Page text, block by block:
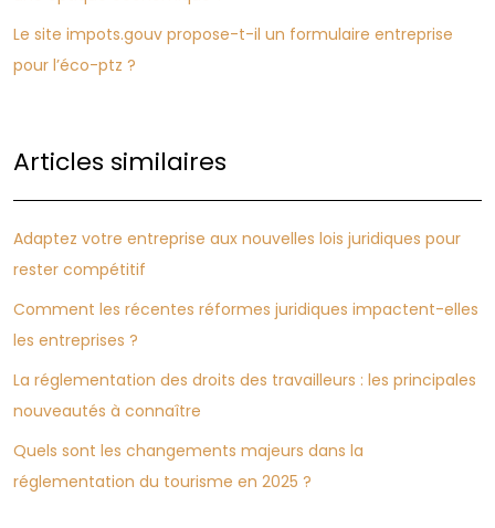
Le site impots.gouv propose-t-il un formulaire entreprise
pour l’éco-ptz ?
Articles similaires
Adaptez votre entreprise aux nouvelles lois juridiques pour
rester compétitif
Comment les récentes réformes juridiques impactent-elles
les entreprises ?
La réglementation des droits des travailleurs : les principales
nouveautés à connaître
Quels sont les changements majeurs dans la
réglementation du tourisme en 2025 ?